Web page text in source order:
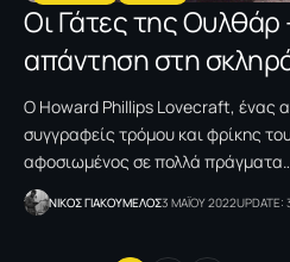
Oι Γάτες της Ουλθάρ
απάντηση στη
Ο Howard Phillips Lovecraft, ένας
συγγραφείς τρόμου και φρίκης
αφοσιωμένος σε πολλά
NΙΚΟΣ ΓΙΑΚΟΥΜΕΛΟΣ3 ΜΑΪΟΥ 2022